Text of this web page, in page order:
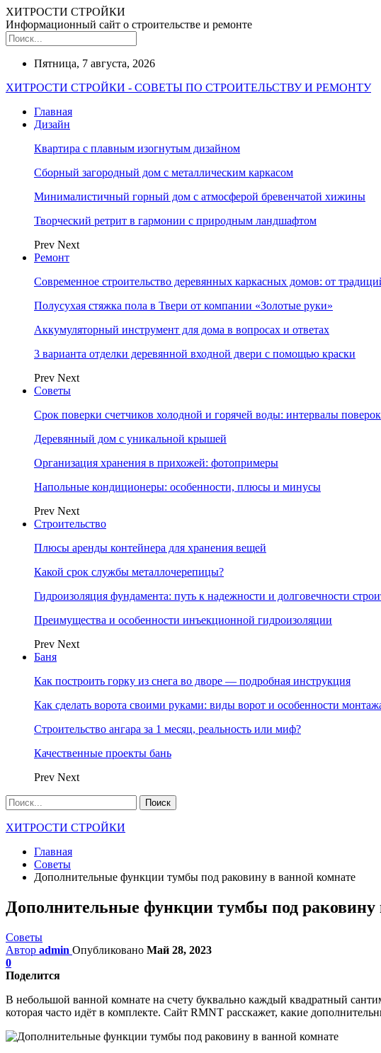
ХИТРОСТИ СТРОЙКИ
Информационный сайт о строительстве и ремонте
Пятница, 7 августа, 2026
ХИТРОСТИ СТРОЙКИ - СОВЕТЫ ПО СТРОИТЕЛЬСТВУ И РЕМОНТУ
Главная
Дизайн
Квартира с плавным изогнутым дизайном
Сборный загородный дом с металлическим каркасом
Минималистичный горный дом с атмосферой бревенчатой хижины
Творческий ретрит в гармонии с природным ландшафтом
Prev Next
Ремонт
Современное строительство деревянных каркасных домов: от
Полусухая стяжка пола в Твери от компании «Золотые руки»
Аккумуляторный инструмент для дома в вопросах и ответах
3 варианта отделки деревянной входной двери с помощью краски
Prev Next
Советы
Срок поверки счетчиков холодной и горячей воды: интервалы
Деревянный дом с уникальной крышей
Организация хранения в прихожей: фотопримеры
Напольные кондиционеры: особенности, плюсы и минусы
Prev Next
Строительство
Плюсы аренды контейнера для хранения вещей
Какой срок службы металлочерепицы?
Гидроизоляция фундамента: путь к надежности и долговечности
Преимущества и особенности инъекционной гидроизоляции
Prev Next
Баня
Как построить горку из снега во дворе — подробная инструкция
Как сделать ворота своими руками: виды ворот и особенности
Строительство ангара за 1 месяц, реальность или миф?
Качественные проекты бань
Prev Next
ХИТРОСТИ СТРОЙКИ
Главная
Советы
Дополнительные функции тумбы под раковину в ванной комнате
Дополнительные функции тумбы под раковину
Советы
Автор admin Опубликовано Май 28, 2023
0
Поделится
В небольшой ванной комнате на счету буквально каждый квадратный
которая часто идёт в комплекте. Сайт RMNT расскажет, какие